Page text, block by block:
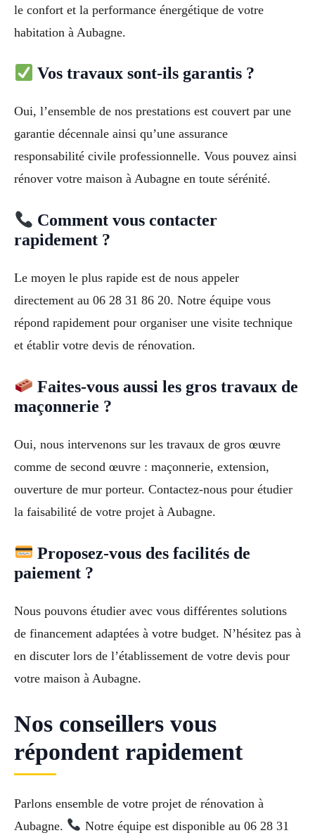
le confort et la performance énergétique de votre
habitation à Aubagne.
Vos travaux sont-ils garantis ?
Oui, l’ensemble de nos prestations est couvert par une
garantie décennale ainsi qu’une assurance
responsabilité civile professionnelle. Vous pouvez ainsi
rénover votre maison à Aubagne en toute sérénité.
Comment vous contacter
rapidement ?
Le moyen le plus rapide est de nous appeler
directement au 06 28 31 86 20. Notre équipe vous
répond rapidement pour organiser une visite technique
et établir votre devis de rénovation.
Faites-vous aussi les gros travaux de
maçonnerie ?
Oui, nous intervenons sur les travaux de gros œuvre
comme de second œuvre : maçonnerie, extension,
ouverture de mur porteur. Contactez-nous pour étudier
la faisabilité de votre projet à Aubagne.
Proposez-vous des facilités de
paiement ?
Nous pouvons étudier avec vous différentes solutions
de financement adaptées à votre budget. N’hésitez pas à
en discuter lors de l’établissement de votre devis pour
votre maison à Aubagne.
Nos conseillers vous
répondent rapidement
Parlons ensemble de votre projet de rénovation à
Aubagne.
Notre équipe est disponible au 06 28 31